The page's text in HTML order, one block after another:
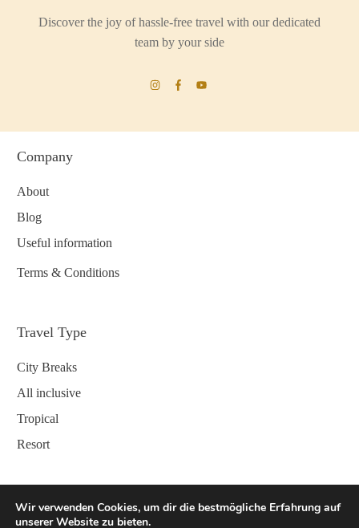
Discover the joy of hassle-free travel with our dedicated
team by your side
Company
About
Blog
Useful information
Terms & Conditions
Travel Type
City Breaks
All inclusive
Tropical
Resort
Contact
Wir verwenden Cookies, um dir die bestmögliche Erfahrung auf
unserer Website zu bieten.